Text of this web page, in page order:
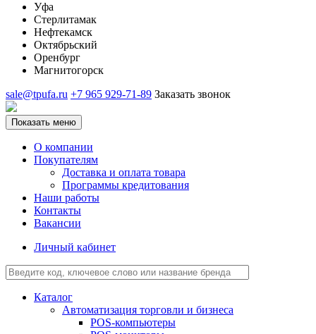
Уфа
Стерлитамак
Нефтекамск
Октябрьский
Оренбург
Магнитогорск
sale@tpufa.ru +7 965 929-71-89 Заказать звонок
Показать меню
О компании
Покупателям
Доставка и оплата товара
Программы кредитования
Наши работы
Контакты
Вакансии
Личный кабинет
Каталог
Автоматизация торговли и бизнеса
POS-компьютеры